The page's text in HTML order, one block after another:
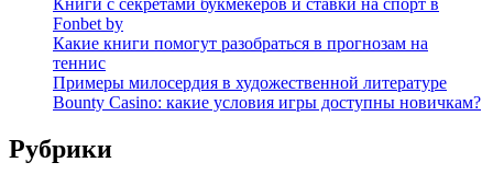
Fonbet by
Какие книги помогут разобраться в прогнозам на
теннис
Примеры милосердия в художественной литературе
Bounty Casino: какие условия игры доступны новичкам?
Рубрики